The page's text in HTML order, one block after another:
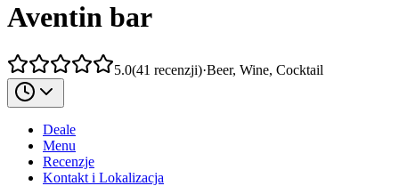
Aventin bar
5.0(41 recenzji)·Beer, Wine, Cocktail
Deale
Menu
Recenzje
Kontakt i Lokalizacja